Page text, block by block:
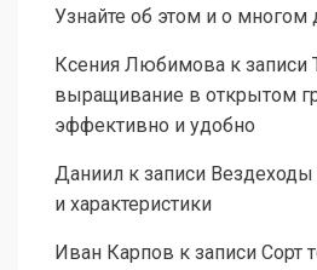
Узнайте об этом и о многом
Ксения Любимова к записи
выращивание в открытом
эффективно и удобно
Даниил к записи Вездеходы
и характеристики
Иван Карпов к записи Сорт